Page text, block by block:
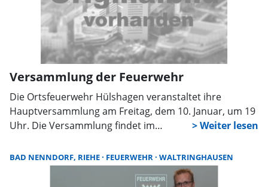
Versammlung der Feuerwehr
Die Ortsfeuerwehr Hülshagen veranstaltet ihre
Hauptversammlung am Freitag, dem 10. Januar, um 19
Uhr. Die Versammlung findet im
stehen Punkte wie Berichte und die Wahl des
stellvertretenden Ortsbrandmeisters.
BAD NENNDORF, RIEHE FEUERWEHR WALTRINGHAUSEN